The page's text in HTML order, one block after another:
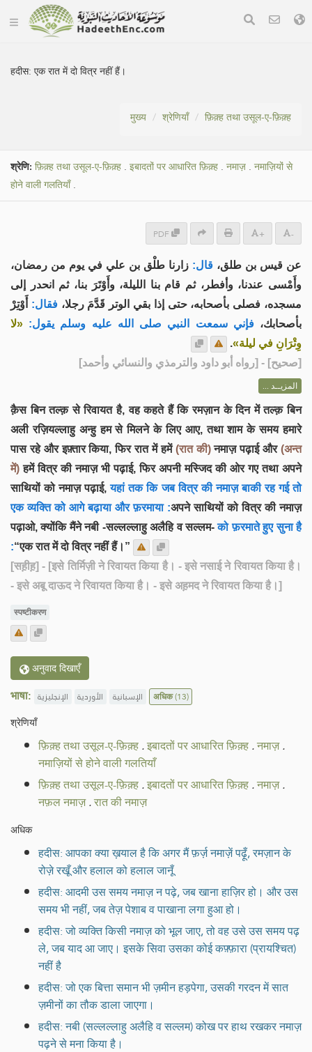
हदीस:एक रात में दो वित्र नहीं हैं।
मुख्य श्रेणियाँ फ़िक़्ह तथा उसूल-ए-फ़िक़्ह
श्रेणि: फ़िक़्ह तथा उसूल-ए-फ़िक़्ह . इबादतों पर आधारित फ़िक़्ह . नमाज़ . नमाज़ियों से
होने वाली गलतियाँ.
PDF + -
عن قيس بن طلق، قال: زارنا طلْق بن علي في يوم من رمضان،
وأَمْسى عندنا، وأفطر، ثم قام بنا الليلة، وأَوْتَرَ بنا، ثم انحدر إلى
مسجده، فصلى بأصحابه، حتى إذا بقي الوتر قَدَّمَ رجلا، فقال: أَوْتِرْ
بأصحابك، فإني سمعت النبي صلى الله عليه وسلم يقول: «لا
وِتْرَانِ في ليلة».
[صحيح] - [رواه أبو داود والترمذي والنسائي وأحمد]
المزيــد ...
क़ैस बिन तल्क़ से रिवायत है, वह कहते हैं कि रमज़ान के दिन में तल्क़ बिन
अली रज़ियल्लाहु अन्हु हम से मिलने के लिए आए, तथा शाम के समय हमारे
पास रहे और इफ़्तार किया, फिर रात में हमें (रात की)नमाज़ पढ़ाई और(अन्त
में) हमें वित्र की नमाज़ भी पढ़ाई, फिर अपनी मस्जिद की ओर गए तथा अपने
साथियों को नमाज़ पढ़ाई, यहां तक कि जब वित्र की नमाज़ बाकी रह गई तो
एक व्यक्ति को आगे बढ़ाया और फ़रमाया :अपने साथियों को वित्र की नमाज़
पढ़ाओ, क्योंकि मैंने नबी -सल्लल्लाहु अलैहि व सल्लम-को फ़रमाते हुए सुना है
:“एक रात में दो वित्र नहीं हैं।”
[सह़ीह़] - [इसे तिर्मिज़ी ने रिवायत किया है। - इसे नसाई ने रिवायत किया है।
- इसे अबू दाऊद ने रिवायत किया है। - इसे अह़मद ने रिवायत किया है।]
स्पष्टीकरण
अनुवाद दिखाएँ
भाषा: الإنجليزية الأوردية الإسبانية अधिक(13)
श्रेणियाँ
फ़िक़्ह तथा उसूल-ए-फ़िक़्ह.इबादतों पर आधारित फ़िक़्ह.नमाज़.
नमाज़ियों से होने वाली गलतियाँ
फ़िक़्ह तथा उसूल-ए-फ़िक़्ह.इबादतों पर आधारित फ़िक़्ह.नमाज़.
नफ़ल नमाज़.रात की नमाज़
अधिक
हदीस: आपका क्या ख़याल है कि अगर मैं फ़र्ज़ नमाज़ें पढ़ूँ, रमज़ान के
रोज़े रखूँ और हलाल को हलाल जानूँ
हदीस: आदमी उस समय नमाज़ न पढ़े, जब खाना हाज़िर हो। और उस
समय भी नहीं, जब तेज़ पेशाब व पाखाना लगा हुआ हो।
हदीस: जो व्यक्ति किसी नमाज़ को भूल जाए, तो वह उसे उस समय पढ़
ले, जब याद आ जाए। इसके सिवा उसका कोई कफ़्फ़ारा (प्रायश्चित)
नहीं है
हदीस: जो एक बित्ता समान भी ज़मीन हड़पेगा, उसकी गरदन में सात
ज़मीनों का तौक डाला जाएगा।
हदीस: नबी (सल्लल्लाहु अलैहि व सल्लम) कोख पर हाथ रखकर नमाज़
पढ़ने से मना किया है।